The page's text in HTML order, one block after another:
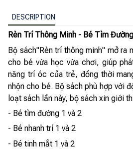
DESCRIPTION
Rèn Trí Thông Minh - Bé Tìm
Bộ sách"Rèn trí thông minh" mở
cho bé vừa học vừa chơi, giúp
năng trí óc của trẻ, đồng thời
nhộn cho bé. Bộ sách phù hợp với
loạt sách lần này, bộ sách xin giới
- Bé tìm đường 1 và 2
- Bé nhanh trí 1 và 2
- Bé tinh mắt 1 và 2